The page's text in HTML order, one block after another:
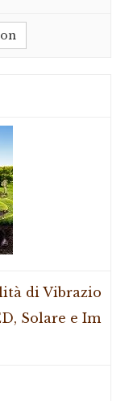
di Vibrazio
Solare e Im